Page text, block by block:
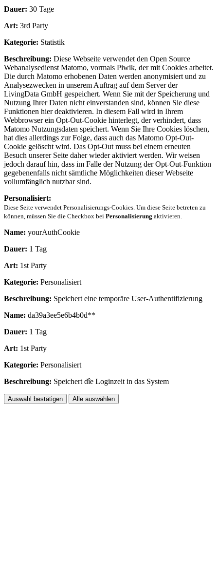
Dauer: 30 Tage
Art: 3rd Party
Kategorie: Statistik
Beschreibung: Diese Webseite verwendet den Open Source
Webanalysedienst Matomo, vormals Piwik, der mit Cookies arbeitet.
Die durch Matomo erhobenen Daten werden anonymisiert und zu
Analysezwecken in unserem Auftrag auf dem Server der
LivingData GmbH gespeichert. Wenn Sie mit der Speicherung und
Nutzung Ihrer Daten nicht einverstanden sind, können Sie diese
Funktionen hier deaktivieren. In diesem Fall wird in Ihrem
Webbrowser ein Opt-Out-Cookie hinterlegt, der verhindert, dass
Matomo Nutzungsdaten speichert. Wenn Sie Ihre Cookies löschen,
hat dies allerdings zur Folge, dass auch das Matomo Opt-Out-
Cookie gelöscht wird. Das Opt-Out muss bei einem erneuten
Besuch unserer Seite daher wieder aktiviert werden. Wir weisen
jedoch darauf hin, dass im Falle der Nutzung der Opt-Out-Funktion
gegebenenfalls nicht sämtliche Möglichkeiten dieser Webseite
vollumfänglich nutzbar sind.
Personalisiert:
Diese Seite verwendet Personalisierungs-Cookies. Um diese Seite betreten zu
können, müssen Sie die Checkbox bei Personalisierung aktivieren.
Name: yourAuthCookie
Dauer: 1 Tag
Art: 1st Party
Kategorie: Personalisiert
Beschreibung: Speichert eine temporäre User-Authentifizierung
Name: da39a3ee5e6b4b0d**
Dauer: 1 Tag
Art: 1st Party
Kategorie: Personalisiert
Beschreibung: Speichert dîe Loginzeit in das System
Auswahl bestätigen Alle auswählen